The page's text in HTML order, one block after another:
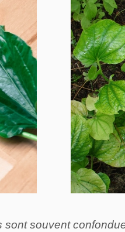
sont souvent